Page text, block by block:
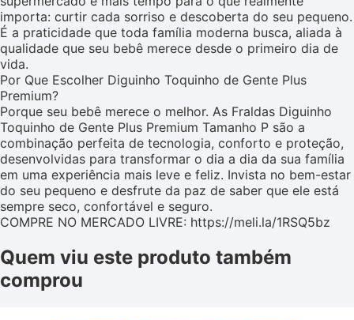
importa: curtir cada sorriso e descoberta do seu pequeno.
É a praticidade que toda família moderna busca, aliada à
qualidade que seu bebê merece desde o primeiro dia de
vida.
Por Que Escolher Diguinho Toquinho de Gente Plus
Premium?
Porque seu bebê merece o melhor. As Fraldas Diguinho
Toquinho de Gente Plus Premium Tamanho P são a
combinação perfeita de tecnologia, conforto e proteção,
desenvolvidas para transformar o dia a dia da sua família
em uma experiência mais leve e feliz. Invista no bem-estar
do seu pequeno e desfrute da paz de saber que ele está
sempre seco, confortável e seguro.
COMPRE NO MERCADO LIVRE: https://meli.la/1RSQ5bz
Quem viu este produto também
comprou